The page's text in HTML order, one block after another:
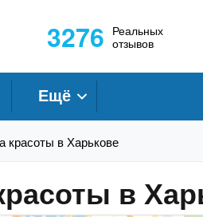
3276 Реальных
отзывов
Ещё
красоты в Харькове
в